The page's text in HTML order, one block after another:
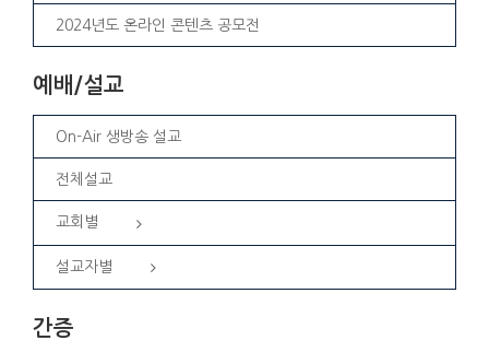
2024년도 온라인 콘텐츠 공모전
예배/설교
On-Air 생방송 설교
전체설교
교회별
설교자별
간증